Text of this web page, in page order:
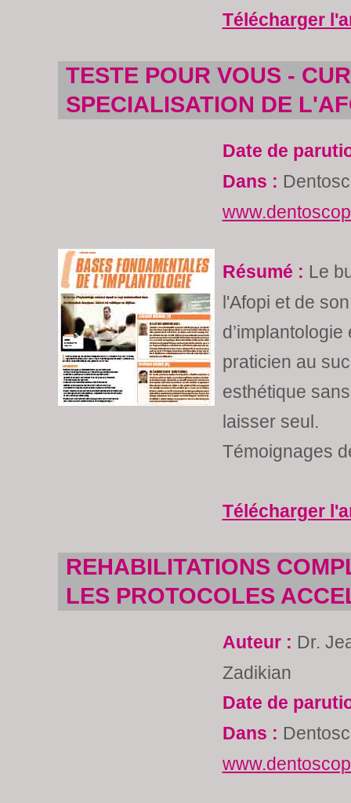
Télécharger
TESTE POUR VOUS -
SPECIALISATION DE
Date de
Dans :
Résumé : Le
l'Afopi et de
praticien au
esthétique
laisser seul.
Témoignages
Télécharger
REHABILITATIONS
LES PROTOCOLES
Auteur : Dr.
Zadikian
Date de
Dans :